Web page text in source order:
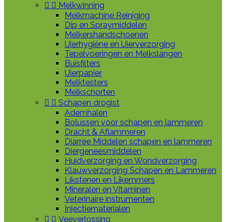
  Melkwinning
Melkmachine Reiniging
Dip en Spraymiddelen
Melkershandschoenen
Uierhygiëne en Uierverzorging
Tepelvoeringen en Melkslangen
Buisfilters
Uierpapier
Melktesters
Melkschorten
  Schapen drogist
Ademhalen
Bolussen voor schapen en lammeren
Dracht & Aflammeren
Diarree Middelen schapen en lammeren
Diergeneesmiddelen
Huidverzorging en Wondverzorging
Klauwverzorging Schapen en Lammeren
Likstenen en Likemmers
Mineralen en Vitaminen
Veterinaire instrumenten
Injectiematerialen
  Veeverlossing